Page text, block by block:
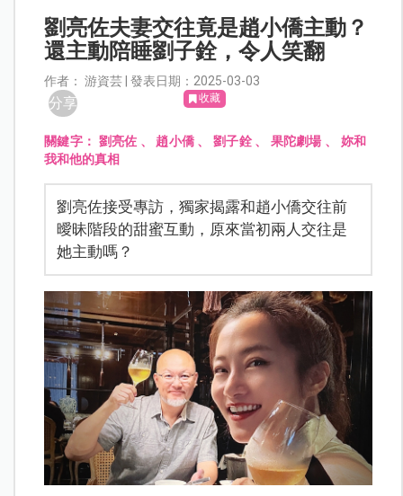
劉亮佐夫妻交往竟是趙小僑主動？
還主動陪睡劉子銓，令人笑翻
作者： 游資芸 | 發表日期：2025-03-03
分享 收藏
關鍵字： 劉亮佐 、 趙小僑 、 劉子銓、 果陀劇場 、 妳和
我和他的真相
劉亮佐接受專訪，獨家揭露和趙小僑交往前
曖昧階段的甜蜜互動，原來當初兩人交往是
她主動嗎？